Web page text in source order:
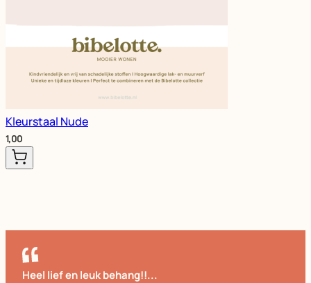
Kleurstaal Nude
1,00
Heel lief en leuk behang!!...